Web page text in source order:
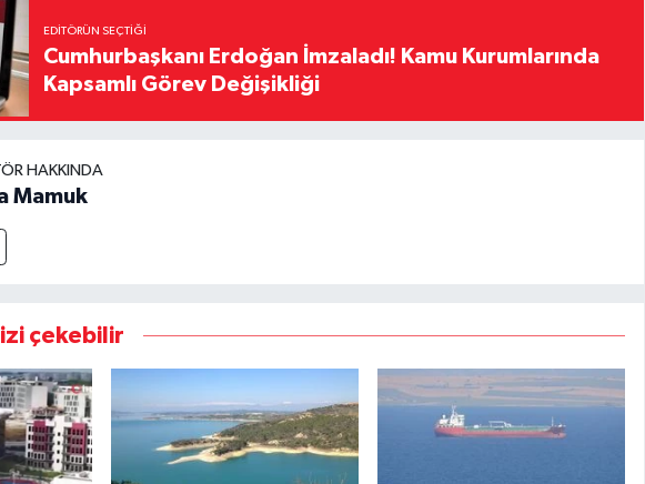
EDITÖRÜN SEÇTIĞI
Cumhurbaşkanı Erdoğan İmzaladı! Kamu Kurumlarında
Kapsamlı Görev Değişikliği
HAKKINDA
Mamuk
çekebilir